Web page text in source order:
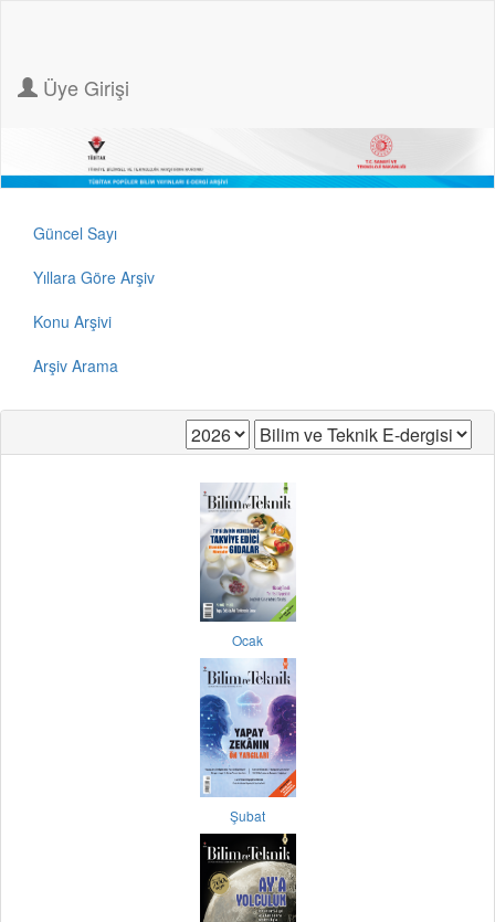
Üye Girişi
Güncel Sayı
Yıllara Göre Arşiv
Konu Arşivi
Arşiv Arama
Ocak
Şubat